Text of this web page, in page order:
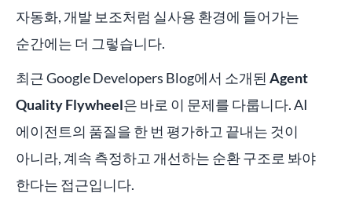
자동화, 개발 보조처럼 실사용 환경에 들어가는
순간에는 더 그렇습니다.
최근 Google Developers Blog에서 소개된 Agent
Quality Flywheel은 바로 이 문제를 다룹니다. AI
에이전트의 품질을 한 번 평가하고 끝내는 것이
아니라, 계속 측정하고 개선하는 순환 구조로 봐야
한다는 접근입니다.